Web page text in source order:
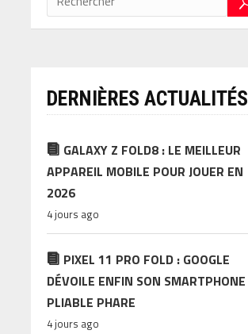
DERNIÈRES ACTUALITÉS
GALAXY Z FOLD8 : LE MEILLEUR
APPAREIL MOBILE POUR JOUER EN
2026
4 jours ago
PIXEL 11 PRO FOLD : GOOGLE
DÉVOILE ENFIN SON SMARTPHONE
PLIABLE PHARE
4 jours ago